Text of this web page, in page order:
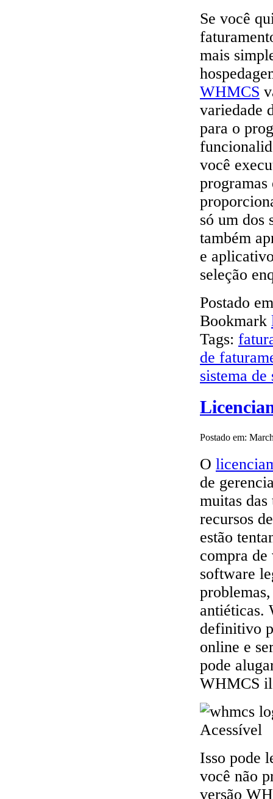
Se você
mais
WHMCS
variedade
para o
você
só um dos
também
e
seleção
Postado
Bookmark
Tags:
de
sistema de
Postado em:
O
de
muitas
recursos
estão
compra
software
antiéticas.
definitivo
online e
pode
WHMCS
Isso pode
você não
versão